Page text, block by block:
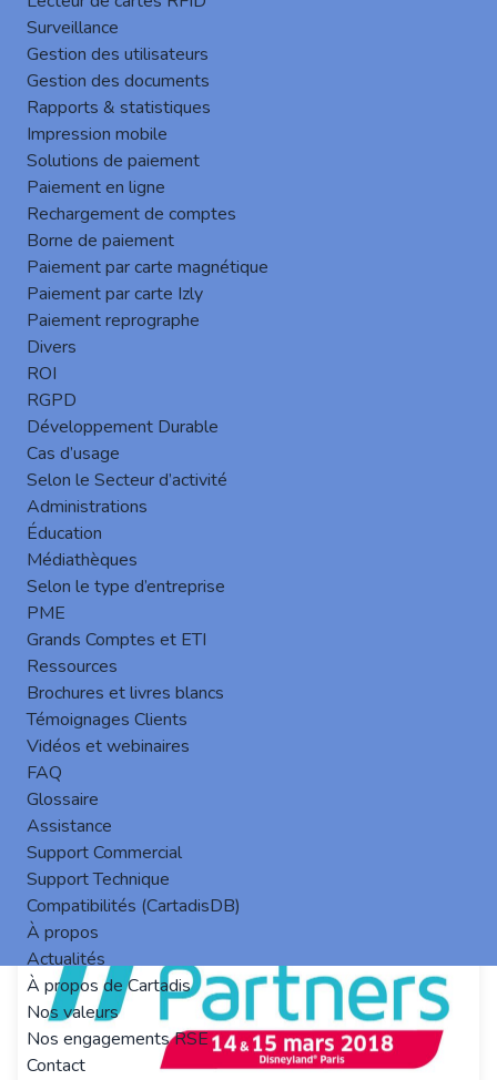
Surveillance
Gestion des utilisateurs
Gestion des documents
Rapports & statistiques
Impression mobile
Solutions de paiement
Paiement en ligne
Rechargement de comptes
Borne de paiement
Paiement par carte magnétique
Paiement par carte Izly
Paiement reprographe
Divers
ROI
RGPD
Développement Durable
Cas d’usage
Selon le Secteur d’activité
Administrations
Éducation
Médiathèques
Selon le type d’entreprise
PME
Grands Comptes et ETI
Ressources
Brochures et livres blancs
Témoignages Clients
Vidéos et webinaires
FAQ
Glossaire
Assistance
Support Commercial
Support Technique
Compatibilités (CartadisDB)
À propos
Actualités
À propos de Cartadis
Nos valeurs
Nos engagements RSE
Contact
Logiciel Gespage sur l’eTerminal Sharp
Cartadis a le plaisir de vous présenter à travers cette
vidéo, son logiciel Gespage et son Terminal embarqué
Sharp. (suite…)
Logiciel Gespage sur l’eTerminal Konica
Minolta
Cartadis a le plaisir de vous présenter à travers cette
vidéo, son logiciel Gespage et son Terminal embarqué
Konica Minolta. (suite…)